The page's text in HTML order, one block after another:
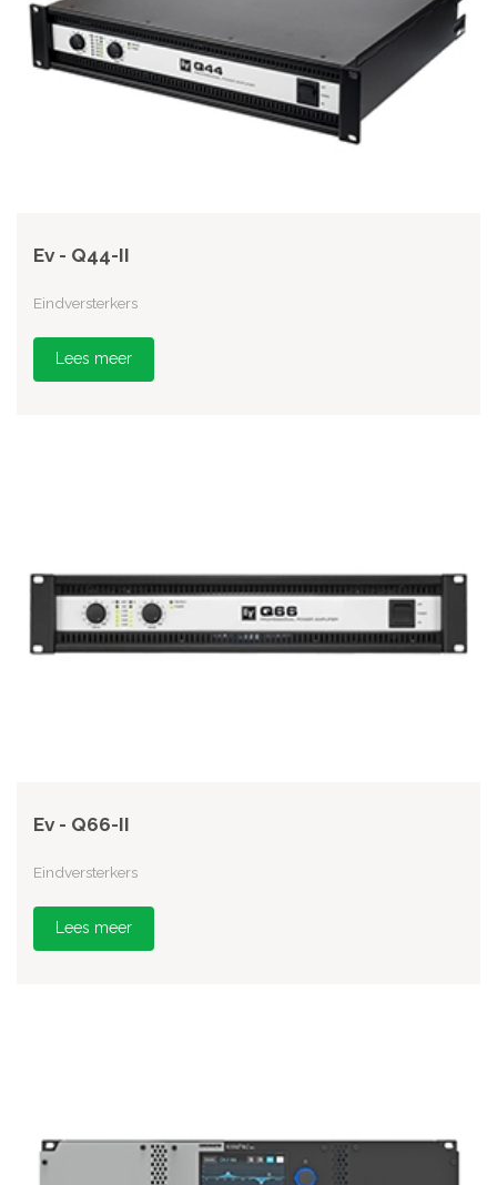
Ev - Q44-II
Eindversterkers
Lees meer
Ev - Q66-II
Eindversterkers
Lees meer